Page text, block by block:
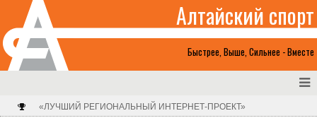
Быстрее, Выше, Сильнее - Вместе
Алтайский спорт
«ЛУЧШИЙ РЕГИОНАЛЬНЫЙ ИНТЕРНЕТ-ПРОЕКТ»